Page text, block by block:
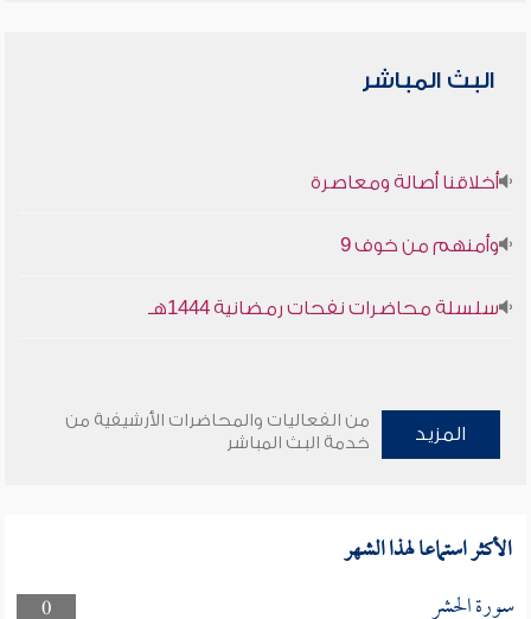
البث المباشر
أخلاقنا أصالة ومعاصرة
وأمنهم من خوف 9
سلسلة محاضرات نفحات رمضانية 1444هـ
المزيد
من الفعاليات والمحاضرات الأرشيفية من
خدمة البث المباشر
الأكثر استماعا لهذا الشهر
0 سورة الحشر